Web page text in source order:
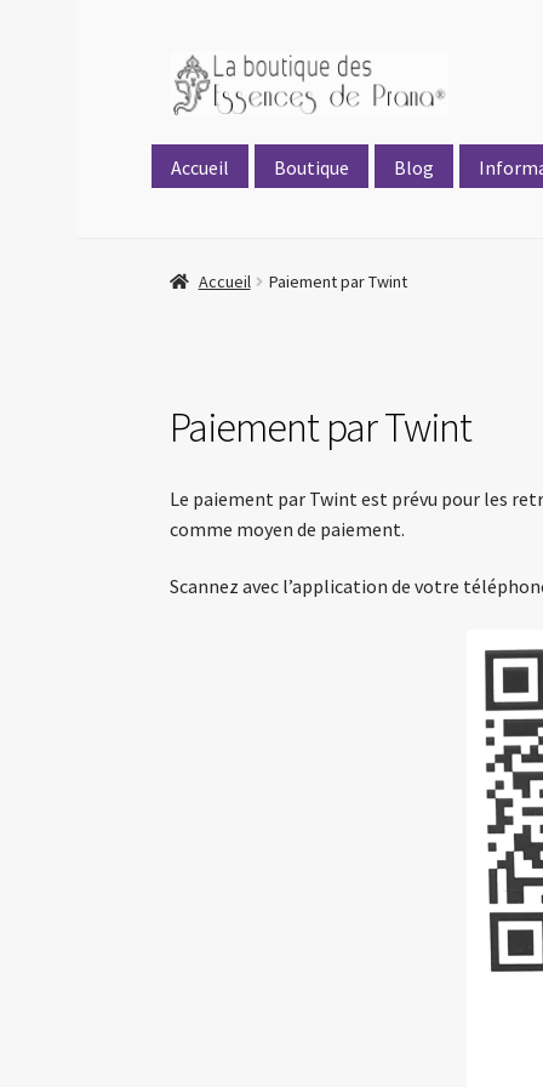
Accueil Boutique Blog
Accueil Paiement par Twint
Paiement par Twint
Le paiement par Twint est prévu pour les
comme moyen de paiement.
Scannez avec l’application de votre